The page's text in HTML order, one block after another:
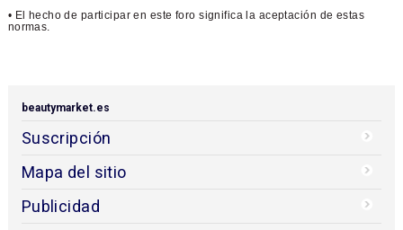
• El hecho de participar en este foro significa la aceptación de estas
normas.
beautymarket.es
Suscripción
Mapa del sitio
Publicidad